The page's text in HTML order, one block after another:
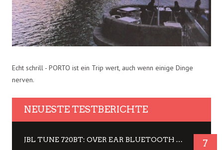
Echt schrill - PORTO ist ein Trip wert, auch wenn einige Dinge
nerven.
NEUESTE TESTBERICHTE
JBL TUNE 720BT: OVER EAR BLUETOOTH KOPFHÖRER UM DIE 50,-€ IM DAUER-TEST 7